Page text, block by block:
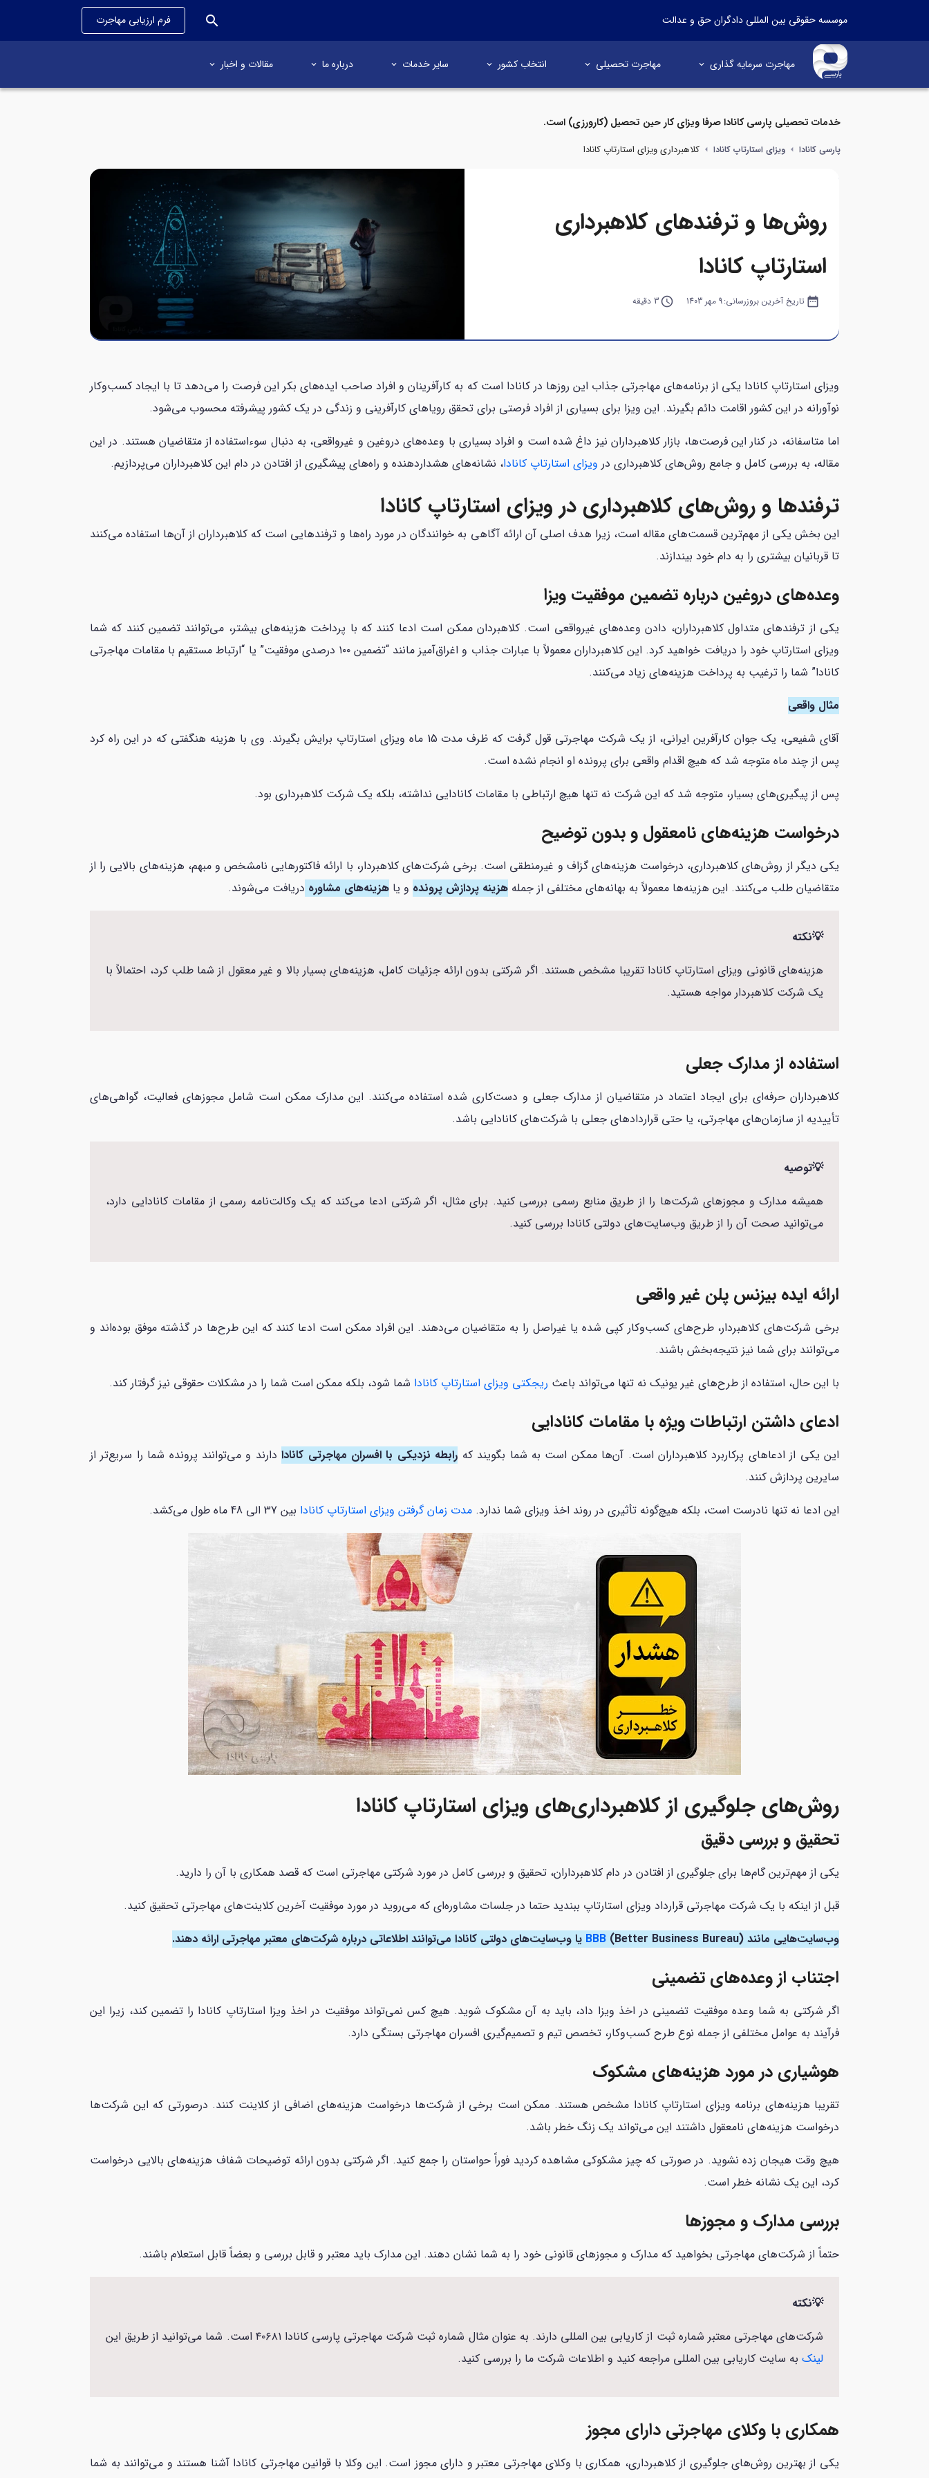
موسسه حقوقی بین المللی دادگران حق و عدالت فرم ارزیابی مهاجرت search
مهاجرت سرمایه گذاری مهاجرت تحصیلی انتخاب کشور سایر خدمات درباره ما مقالات و اخبار
خدمات تحصیلی پارسی کانادا صرفا ویزای کار حین تحصیل (کارورزی) است.
پارسی کانادا ویزای استارتاپ کانادا کلاهبرداری ویزای استارتاپ کانادا
روش‌ها و ترفندهای کلاهبرداری
استارتاپ کانادا
date_range تاریخ آخرین بروزرسانی:9 مهر 1403 query_builder3 دقیقه
ویزای استارتاپ کانادا یکی از برنامه‌های مهاجرتی جذاب این روزها در کانادا است که به کارآفرینان و افراد صاحب ایده‌های بکر این فرصت را می‌دهد تا با ایجاد کسب‌وکار
نوآورانه در این کشور اقامت دائم بگیرند. این ویزا برای بسیاری از افراد فرصتی برای تحقق رویاهای کارآفرینی و زندگی در یک کشور پیشرفته محسوب می‌شود.
اما متاسفانه، در کنار این فرصت‌ها، بازار کلاهبرداران نیز داغ شده است و افراد بسیاری با وعده‌های دروغین و غیرواقعی، به دنبال سوءاستفاده از متقاضیان هستند. در این
مقاله، به بررسی کامل و جامع روش‌های کلاهبرداری در ویزای استارتاپ کانادا، نشانه‌های هشداردهنده و راه‌های پیشگیری از افتادن در دام این کلاهبرداران می‌پردازیم.
ترفندها و روش‌های کلاهبرداری در ویزای استارتاپ کانادا
این بخش یکی از مهم‌ترین قسمت‌های مقاله است، زیرا هدف اصلی آن ارائه آگاهی به خوانندگان در مورد راه‌ها و ترفندهایی است که کلاهبرداران از آن‌ها استفاده می‌کنند
تا قربانیان بیشتری را به دام خود بیندازند.
وعده‌های دروغین درباره تضمین موفقیت ویزا
یکی از ترفندهای متداول کلاهبرداران، دادن وعده‌های غیرواقعی است. کلاهبردان ممکن است ادعا کنند که با پرداخت هزینه‌های بیشتر، می‌توانند تضمین کنند که شما
ویزای استارتاپ خود را دریافت خواهید کرد. این کلاهبرداران معمولاً با عبارات جذاب و اغراق‌آمیز مانند “تضمین ۱۰۰ درصدی موفقیت” یا “ارتباط مستقیم با مقامات مهاجرتی
کانادا” شما را ترغیب به پرداخت هزینه‌های زیاد می‌کنند.
مثال واقعی
آقای شفیعی، یک جوان کارآفرین ایرانی، از یک شرکت مهاجرتی قول گرفت که ظرف مدت 15 ماه ویزای استارتاپ برایش بگیرند. وی با هزینه هنگفتی که در این راه کرد
پس از چند ماه متوجه شد که هیچ اقدام واقعی برای پرونده او انجام نشده است.
پس از پیگیری‌های بسیار، متوجه شد که این شرکت نه تنها هیچ ارتباطی با مقامات کانادایی نداشته، بلکه یک شرکت کلاهبرداری بود.
درخواست هزینه‌های نامعقول و بدون توضیح
یکی دیگر از روش‌های کلاهبرداری، درخواست هزینه‌های گزاف و غیرمنطقی است. برخی شرکت‌های کلاهبردار، با ارائه فاکتورهایی نامشخص و مبهم، هزینه‌های بالایی را از
متقاضیان طلب می‌کنند. این هزینه‌ها معمولاً به بهانه‌های مختلفی از جمله هزینه پردازش پرونده و یا هزینه‌های مشاوره دریافت می‌شوند.
💡نکته
هزینه‌های قانونی ویزای استارتاپ کانادا تقریبا مشخص هستند. اگر شرکتی بدون ارائه جزئیات کامل، هزینه‌های بسیار بالا و غیر معقول از شما طلب کرد، احتمالاً با
یک شرکت کلاهبردار مواجه هستید.
استفاده از مدارک جعلی
کلاهبرداران حرفه‌ای برای ایجاد اعتماد در متقاضیان از مدارک جعلی و دست‌کاری شده استفاده می‌کنند. این مدارک ممکن است شامل مجوزهای فعالیت، گواهی‌های
تأییدیه از سازمان‌های مهاجرتی، یا حتی قراردادهای جعلی با شرکت‌های کانادایی باشد.
💡توصیه
همیشه مدارک و مجوزهای شرکت‌ها را از طریق منابع رسمی بررسی کنید. برای مثال، اگر شرکتی ادعا می‌کند که یک وکالت‌نامه رسمی از مقامات کانادایی دارد،
می‌توانید صحت آن را از طریق وب‌سایت‌های دولتی کانادا بررسی کنید.
ارائه ایده بیزنس پلن غیر واقعی
برخی شرکت‌های کلاهبردار، طرح‌های کسب‌وکار کپی شده یا غیراصل را به متقاضیان می‌دهند. این افراد ممکن است ادعا کنند که این طرح‌ها در گذشته موفق بوده‌اند و
می‌توانند برای شما نیز نتیجه‌بخش باشند.
با این حال، استفاده از طرح‌های غیر یونیک نه تنها می‌تواند باعث ریجکتی ویزای استارتاپ کانادا شما شود، بلکه ممکن است شما را در مشکلات حقوقی نیز گرفتار کند.
ادعای داشتن ارتباطات ویژه با مقامات کانادایی
این یکی از ادعاهای پرکاربرد کلاهبرداران است. آن‌ها ممکن است به شما بگویند که رابطه نزدیکی با افسران مهاجرتی کانادادارند و می‌توانند پرونده شما را سریع‌تر از
سایرین پردازش کنند.
این ادعا نه تنها نادرست است، بلکه هیچ‌گونه تأثیری در روند اخذ ویزای شما ندارد. مدت زمان گرفتن ویزای استارتاپ کانادا بین 37 الی 48 ماه طول می‌کشد.
روش‌های جلوگیری از کلاهبرداری‌های ویزای استارتاپ کانادا
تحقیق و بررسی دقیق
یکی از مهم‌ترین گام‌ها برای جلوگیری از افتادن در دام کلاهبرداران، تحقیق و بررسی کامل در مورد شرکتی مهاجرتی است که قصد همکاری با آن را دارید.
قبل از اینکه با یک شرکت مهاجرتی قرارداد ویزای استارتاپ ببندید حتما در جلسات مشاوره‌ای که می‌روید در مورد موفقیت آخرین کلاینت‌های مهاجرتی تحقیق کنید.
وب‌سایت‌هایی مانند
BBB (Better Business Bureau) یا وب‌سایت‌های دولتی کانادا می‌توانند اطلاعاتی درباره شرکت‌های معتبر مهاجرتی ارائه دهند.
اجتناب از وعده‌های تضمینی
اگر شرکتی به شما وعده موفقیت تضمینی در اخذ ویزا داد، باید به آن مشکوک شوید. هیچ کس نمی‌تواند موفقیت در اخذ ویزا استارتاپ کانادا را تضمین کند، زیرا این
فرآیند به عوامل مختلفی از جمله نوع طرح کسب‌وکار، تخصص تیم و تصمیم‌گیری افسران مهاجرتی بستگی دارد.
هوشیاری در مورد هزینه‌های مشکوک
تقریبا هزینه‌های برنامه ویزای استارتاپ کانادا مشخص هستند. ممکن است برخی از شرکت‌ها درخواست هزینه‌های اضافی از کلاینت کنند. درصورتی که این شرکت‌ها
درخواست هزینه‌های نامعقول داشتند این می‌تواند یک زنگ خطر باشد.
هیچ وقت هیجان زده نشوید. در صورتی که چیز مشکوکی مشاهده کردید فوراً حواستان را جمع کنید. اگر شرکتی بدون ارائه توضیحات شفاف هزینه‌های بالایی درخواست
کرد، این یک نشانه خطر است.
بررسی مدارک و مجوزها
حتماً از شرکت‌های مهاجرتی بخواهید که مدارک و مجوزهای قانونی خود را به شما نشان دهند. این مدارک باید معتبر و قابل بررسی و بعضاً قابل استعلام باشند.
💡نکته
شرکت‌های مهاجرتی معتبر شماره ثبت از کاریابی بین المللی دارند. به عنوان مثال شماره ثبت شرکت مهاجرتی پارسی کانادا ۴۰۶۸۱ است. شما می‌توانید از طریق این
لینک به سایت کاریابی بین المللی مراجعه کنید و اطلاعات شرکت ما را بررسی کنید.
همکاری با وکلای مهاجرتی دارای مجوز
یکی از بهترین روش‌های جلوگیری از کلاهبرداری، همکاری با وکلای مهاجرتی معتبر و دارای مجوز است. این وکلا با قوانین مهاجرتی کانادا آشنا هستند و می‌توانند به شما